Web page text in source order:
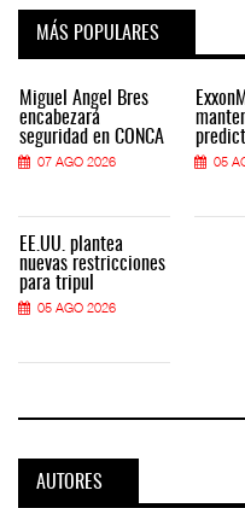
MÁS POPULARES
Miguel Ángel Bres
encabezará
seguridad en CONCA
07 AGO 2026
EE.UU. plantea
nuevas restricciones
para tripul
05 AGO 2026
05
AUTORES